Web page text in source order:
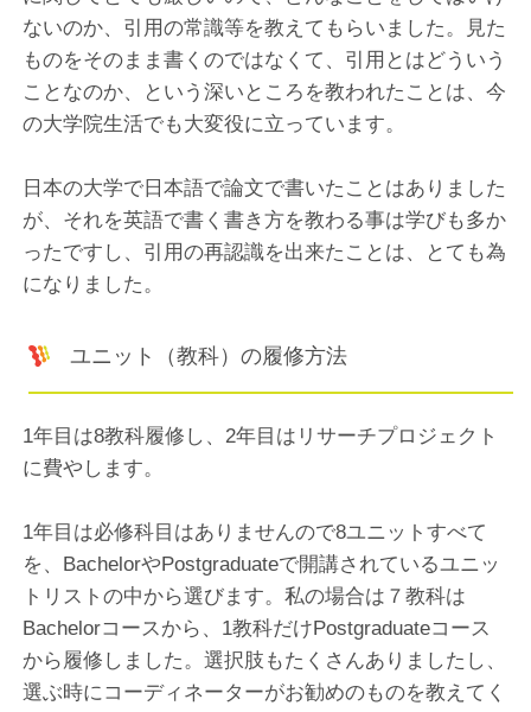
ないのか、引用の常識等を教えてもらいました。見た
ものをそのまま書くのではなくて、引用とはどういう
ことなのか、という深いところを教われたことは、今
の大学院生活でも大変役に立っています。
日本の大学で日本語で論文で書いたことはありました
が、それを英語で書く書き方を教わる事は学びも多か
ったですし、引用の再認識を出来たことは、とても為
になりました。
ユニット（教科）の履修方法
1年目は8教科履修し、2年目はリサーチプロジェクト
に費やします。
1年目は必修科目はありませんので8ユニットすべて
を、BachelorやPostgraduateで開講されているユニッ
トリストの中から選びます。私の場合は７教科は
Bachelorコースから、1教科だけPostgraduateコース
から履修しました。選択肢もたくさんありましたし、
選ぶ時にコーディネーターがお勧めのものを教えてく